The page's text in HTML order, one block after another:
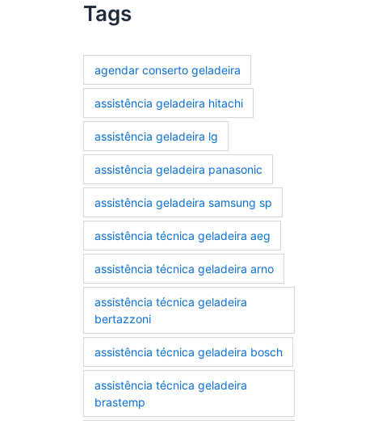
Tags
agendar conserto geladeira
assistência geladeira hitachi
assistência geladeira lg
assistência geladeira panasonic
assistência geladeira samsung sp
assistência técnica geladeira aeg
assistência técnica geladeira arno
assistência técnica geladeira
bertazzoni
assistência técnica geladeira bosch
assistência técnica geladeira
brastemp